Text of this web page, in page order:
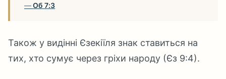
Об 7:3
Також у видінні Єзекіїля знак ставиться на
тих, хто сумує через гріхи народу (Єз 9:4).